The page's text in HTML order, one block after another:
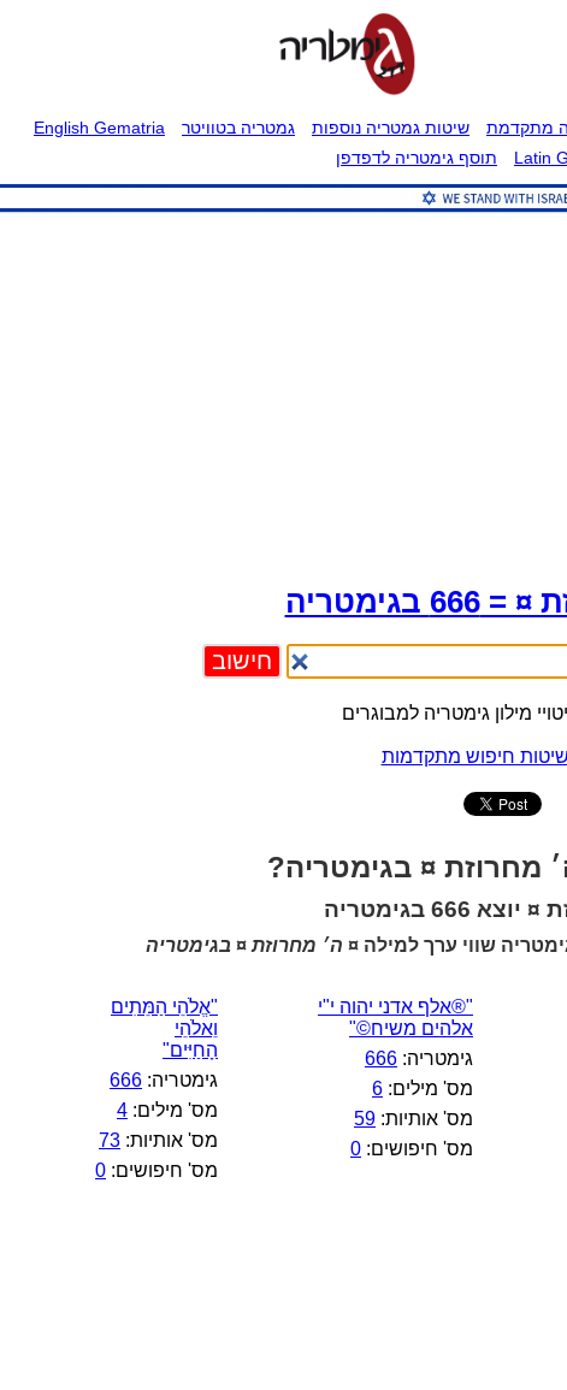
מתקדמת שיטות גמטריה נוספות גמטריה בטוויטר
English Gematria
Latin
תוסף גימטריה לדפדפן
בגימטריה
מילון גימטריה למבוגרים
חיפוש מתקדמות
מחרוזת ¤ בגימטריה?
666 בגימטריה
שווי ערך למילה ¤ ה׳ מחרוזת ¤ בגימטריה
"®אלף אדני יהוה י"י
אלהים משיח©"
גימטריה: 666
מס' מילים: 6
מס' אותיות: 59
מס' חיפושים: 0
"אֱלֹהֵי הַמֵּתִים
וֵאלֹהֵי
הָחַיִּים"
גימטריה: 666
מס' מילים: 4
מס' אותיות: 73
מס' חיפושים: 0